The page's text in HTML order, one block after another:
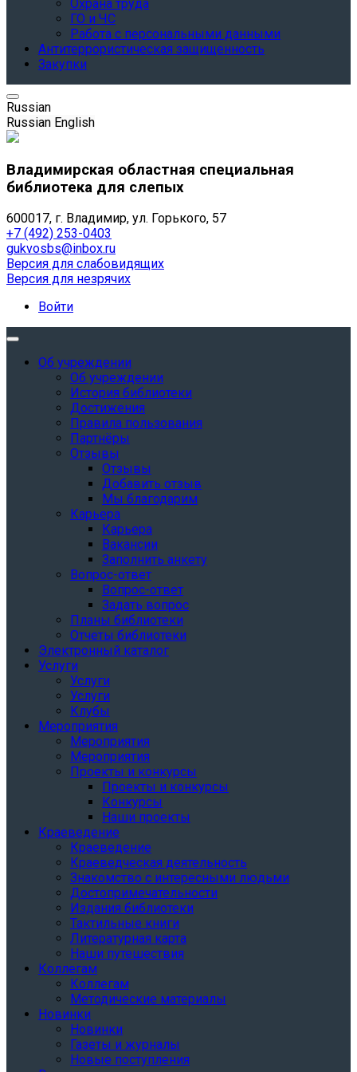
Охрана труда
ГО и ЧС
Работа с персональными данными
Антитеррористическая защищенность
Закупки
Russian
Russian English
Владимирская областная специальная
библиотека для слепых
600017, г. Владимир, ул. Горького, 57
+7 (492) 253-0403
gukvosbs@inbox.ru
Версия для слабовидящих
Версия для незрячих
Войти
Об учреждении
Об учреждении
История библиотеки
Достижения
Правила пользования
Партнёры
Отзывы
Отзывы
Добавить отзыв
Мы благодарим
Карьера
Карьера
Вакансии
Заполнить анкету
Вопрос-ответ
Вопрос-ответ
Задать вопрос
Планы библиотеки
Отчеты библиотеки
Электронный каталог
Услуги
Услуги
Услуги
Клубы
Мероприятия
Мероприятия
Мероприятия
Проекты и конкурсы
Проекты и конкурсы
Конкурсы
Наши проекты
Краеведение
Краеведение
Краеведческая деятельность
Знакомство с интересными людьми
Достопримечательности
Издания библиотеки
Тактильные книги
Литературная карта
Наши путешествия
Коллегам
Коллегам
Методические материалы
Новинки
Новинки
Газеты и журналы
Новые поступления